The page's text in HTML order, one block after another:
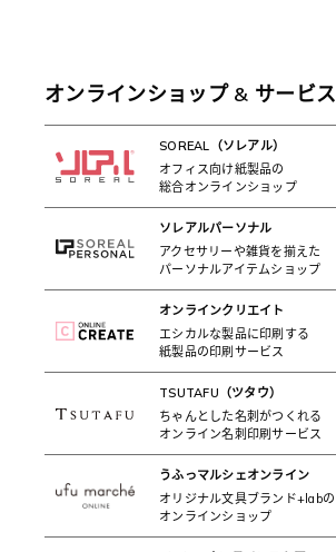
オンラインショップ & サービス
SOREAL（ソレアル）
オフィス向け紙製品の
総合オンラインショップ
ソレアルパーソナル
アクセサリーや雑貨を揃えた
パーソナルアイテムショップ
オンラインクリエイト
エシカルな製品に印刷する
紙製品の印刷サービス
TSUTAFU（ツタウ）
ちゃんとした名刺がつくれる
オンライン名刺印刷サービス
うふっマルシェオンライン
オリジナル文具ブランド+labの
オンラインショップ